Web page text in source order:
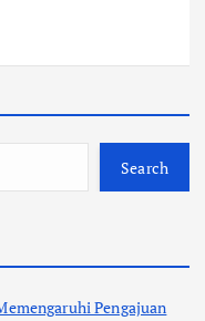
Search
Pengajuan